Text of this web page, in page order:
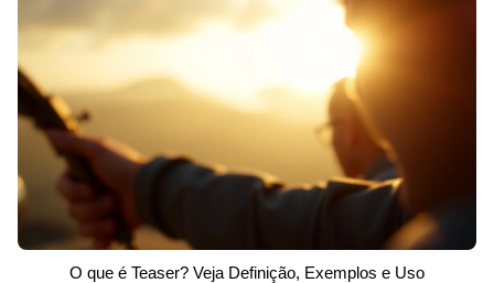
O que é Teaser? Veja Definição, Exemplos e Uso